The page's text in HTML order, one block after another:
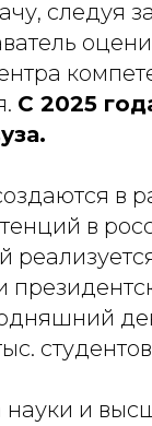
следуя
С 2025
в
в
науки и